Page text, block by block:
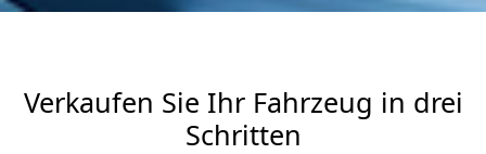
Verkaufen Sie Ihr Fahrzeug in drei
Schritten